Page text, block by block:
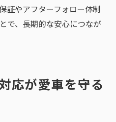
証やアフターフォロー体制
で、長期的な安心につなが
応が愛車を守る